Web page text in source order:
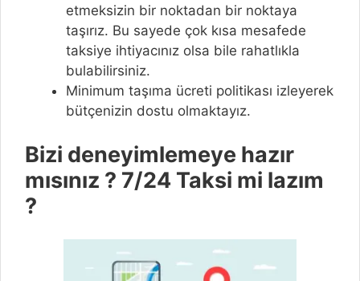
etmeksizin bir noktadan bir noktaya
taşırız. Bu sayede çok kısa mesafede
taksiye ihtiyacınız olsa bile rahatlıkla
bulabilirsiniz.
Minimum taşıma ücreti politikası izleyerek
bütçenizin dostu olmaktayız.
Bizi deneyimlemeye hazır
mısınız ? 7/24 Taksi mi lazım
?